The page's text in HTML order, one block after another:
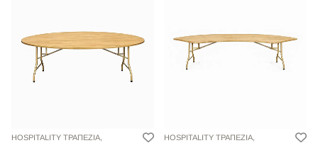
HOSPITALITY ΤΡΑΠΕΖΙΑ, HOSPITALITY ΤΡΑΠΕΖΙΑ,